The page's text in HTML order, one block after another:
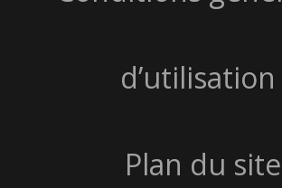
d’utilisation
Plan du site